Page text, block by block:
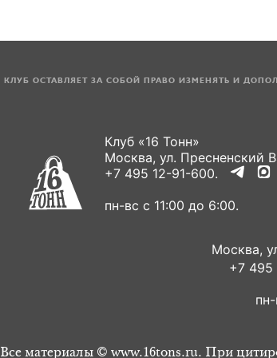
КЛУБ ОСТАВЛЯЕТ ЗА СОБОЙ ПРАВО ИЗМЕНЯТЬ И
Клуб «16 Тонн»
Москва, ул. Пресненский
+7 495 12-91-600.
пн-вс с 11:00 до 6:00.
Москва,
+7 495
Все материалы © www.16tons.ru. При